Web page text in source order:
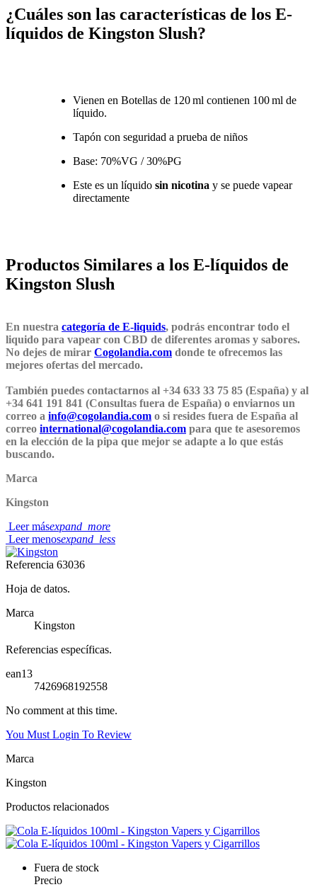
¿Cuáles son las características de los E-
líquidos de Kingston Slush?
Vienen en Botellas de 120 ml contienen 100 ml de
líquido.
Tapón con seguridad a prueba de niños
Base: 70%VG / 30%PG
Este es un líquido sin nicotina y se puede vapear
directamente
Productos Similares a los E-líquidos de
Kingston Slush
En nuestra categoría de E-liquids, podrás encontrar todo el
liquido para vapear con CBD de diferentes aromas y sabores.
No dejes de mirar Cogolandia.com donde te ofrecemos las
mejores ofertas del mercado.
También puedes contactarnos al +34 633 33 75 85 (España) y al
+34 641 191 841 (Consultas fuera de España) o enviarnos un
correo a info@cogolandia.com o si resides fuera de España al
correo international@cogolandia.com para que te asesoremos
en la elección de la pipa que mejor se adapte a lo que estás
buscando.
Marca
Kingston
Leer másexpand_more
Leer menosexpand_less
Referencia 63036
Hoja de datos.
Marca
Kingston
Referencias específicas.
ean13
7426968192558
No comment at this time.
You Must Login To Review
Marca
Kingston
Productos relacionados
Fuera de stock
Precio